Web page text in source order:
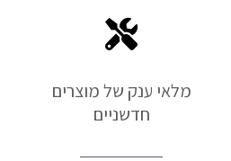
מלאי ענק של מוצרים
חדשניים